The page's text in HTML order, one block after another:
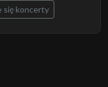
się koncerty